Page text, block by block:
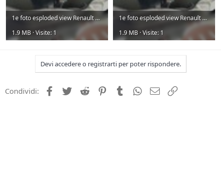
1e foto esploded view Renault Laguna Breack .jpg
1.9 MB · Visite: 1
1e foto esploded view Renault Laguna.jpg
1.9 MB · Visite: 1
Devi accedere o registrarti per poter rispondere.
Condividi: Facebook
Twitter Reddit PinterestTumblrWhatsApp
e-mail